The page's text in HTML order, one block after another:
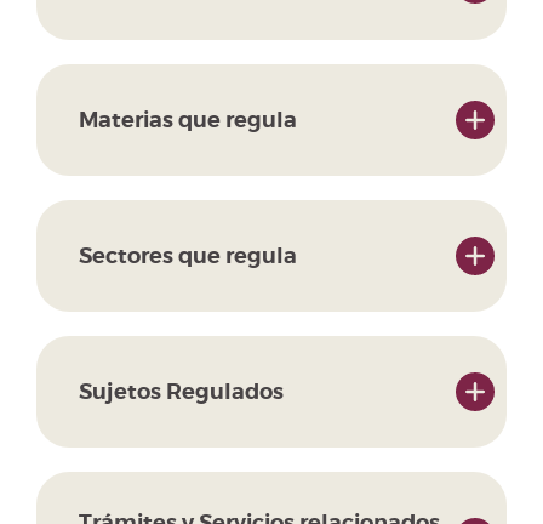
Materias que regula
Sectores que regula
Sujetos Regulados